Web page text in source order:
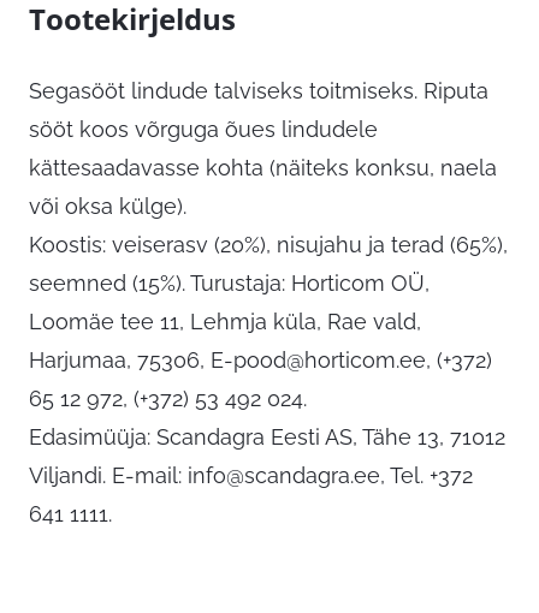
Tootekirjeldus
Segasööt lindude talviseks toitmiseks. Riputa
sööt koos võrguga õues lindudele
kättesaadavasse kohta (näiteks konksu, naela
või oksa külge).
Koostis: veiserasv (20%), nisujahu ja terad (65%),
seemned (15%). Turustaja: Horticom OÜ,
Loomäe tee 11, Lehmja küla, Rae vald,
Harjumaa, 75306, E-pood@horticom.ee, (+372)
65 12 972, (+372) 53 492 024.
Edasimüüja: Scandagra Eesti AS, Tähe 13, 71012
Viljandi. E-mail: info@scandagra.ee, Tel. +372
641 1111.